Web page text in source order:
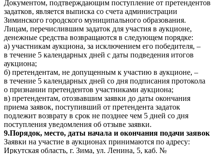
Документом, подтверждающим поступление от претендентов
задатков, является выписка со счета администрации
Зиминского городского муниципального образования.
Лицам, перечислившим задаток для участия в аукционе,
денежные средства возвращаются в следующем порядке:
а) участникам аукциона, за исключением его победителя, –
в течение 5 календарных дней с даты подведения итогов
аукциона;
б) претендентам, не допущенным к участию в аукционе, –
в течение 5 календарных дней со дня подписания протокола
о признании претендентов участниками аукциона;
в) претендентам, отозвавшим заявки до даты окончания
приема заявок, поступивший от претендента задаток
подлежит возврату в срок не позднее чем 5 дней со дня
поступления уведомления об отзыве заявки.
9.Порядок, место, даты начала и окончания подачи заявок
Заявки на участие в аукционах принимаются по адресу:
Иркутская область, г. Зима, ул. Ленина, 5, каб. №